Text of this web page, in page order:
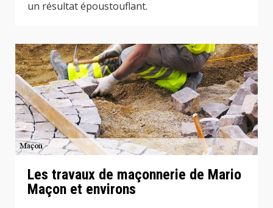
un résultat époustouflant.
Les travaux de maçonnerie de Mario
Maçon et environs